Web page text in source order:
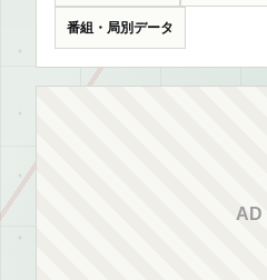
番組・局別データ
AD